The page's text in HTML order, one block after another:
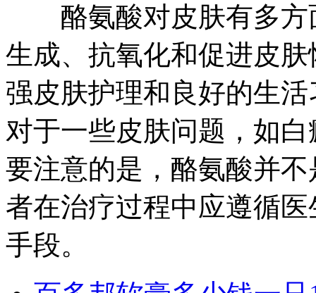
酪氨酸对皮肤有多方
生成、抗氧化和促进皮
强皮肤护理和良好的生
对于一些皮肤问题，如
要注意的是，酪氨酸并
者在治疗过程中应遵循
手段。